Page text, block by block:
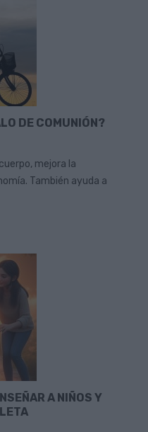
DE COMUNIÓN?
mejora la
También ayuda a
A NIÑOS Y